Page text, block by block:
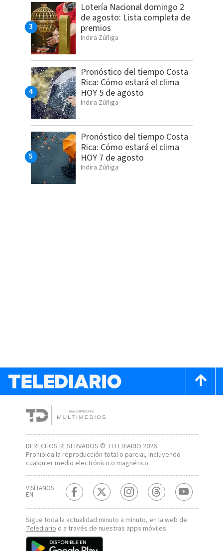
Lotería Nacional domingo 2
de agosto: Lista completa de
premios
Indira Zúñiga
Pronóstico del tiempo Costa
Rica: Cómo estará el clima
HOY 5 de agosto
Indira Zúñiga
Pronóstico del tiempo Costa
Rica: Cómo estará el clima
HOY 7 de agosto
Indira Zúñiga
DERECHOS RESERVADOS © TELEDIARIO 2026
Prohibida la reproducción total o parcial, incluyendo
cualquier medio electrónico o magnético.
VISÍTANOS
EN
Sigue toda la actualidad minuto a minuto, en la web de
Telediario o a través de nuestras apps móviles.